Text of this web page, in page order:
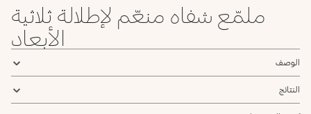
ملمّع شفاه منعّم لإطلالة ثلاثية
الأبعاد
الوصف
النتائج